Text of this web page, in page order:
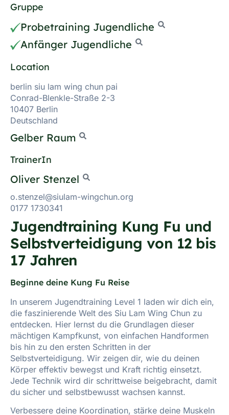
Jugendtraining Kung Fu und
Selbstverteidigung von 12 bis
17 Jahren
Beginne deine Kung Fu Reise
In unserem Jugendtraining Level 1 laden wir dich ein,
die faszinierende Welt des Siu Lam Wing Chun zu
entdecken. Hier lernst du die Grundlagen dieser
mächtigen Kampfkunst, von einfachen Handformen
bis hin zu den ersten Schritten in der
Selbstverteidigung. Wir zeigen dir, wie du deinen
Körper effektiv bewegst und Kraft richtig einsetzt.
Jede Technik wird dir schrittweise beigebracht, damit
du sicher und selbstbewusst wachsen kannst.
Verbessere deine Koordination, stärke deine Muskeln
Gruppe
Probetraining Jugendliche
Anfänger Jugendliche
Location
berlin siu lam wing chun pai
Conrad-Blenkle-Straße 2-3
10407 Berlin
Deutschland
Gelber Raum
TrainerIn
Oliver Stenzel
o.stenzel@siulam-wingchun.org
0177 1730341